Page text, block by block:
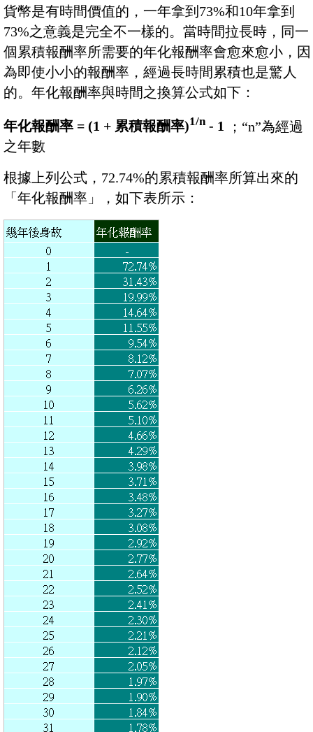
貨幣是有時間價值的，一年拿到73%和10年拿到
73%之意義是完全不一樣的。當時間拉長時，同一
個累積報酬率所需要的年化報酬率會愈來愈小，因
為即使小小的報酬率，經過長時間累積也是驚人
的。年化報酬率與時間之換算公式如下：
年化報酬率 = (1 + 累積報酬率)1/n- 1
；“n”為經過
之年數
根據上列公式，72.74%的累積報酬率所算出來的
「年化報酬率」，如下表所示：